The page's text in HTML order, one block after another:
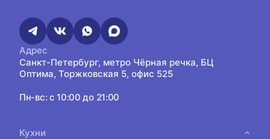
Адрес
Санкт-Петербург, метро Чёрная речка, БЦ
Оптима, Торжковская 5, офис 525
Пн-вс: с 10:00 до 21:00
Кухни